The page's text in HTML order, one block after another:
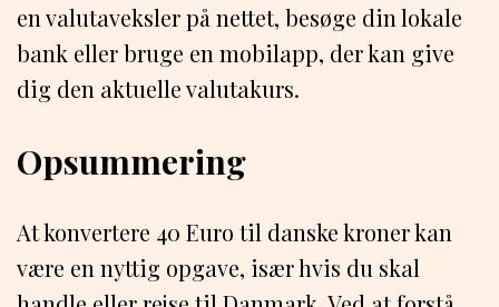
en valutaveksler på nettet, besøge din lokale
bank eller bruge en mobilapp, der kan give
dig den aktuelle valutakurs.
Opsummering
At konvertere 40 Euro til danske kroner kan
være en nyttig opgave, især hvis du skal